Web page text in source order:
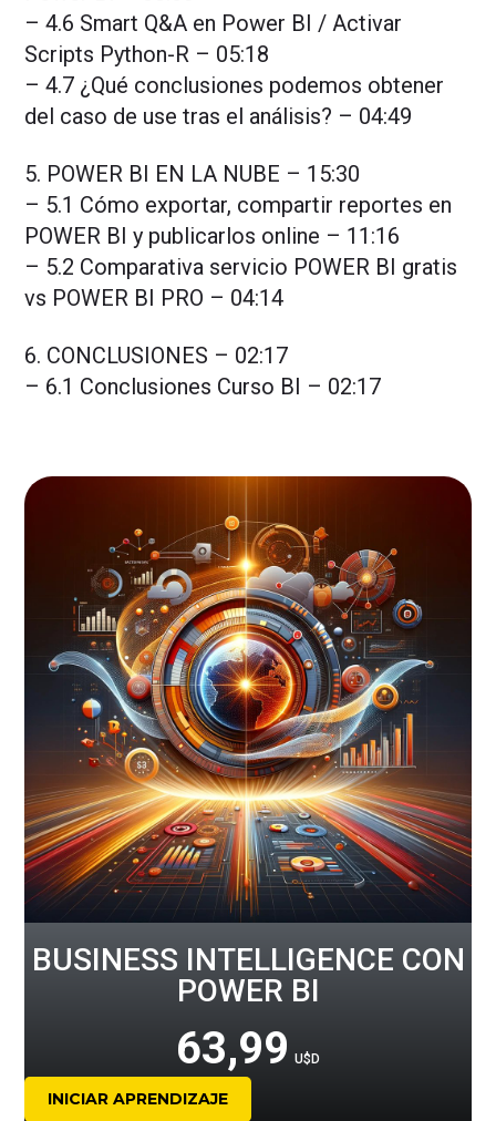
– 4.6 Smart Q&A en Power BI / Activar
Scripts Python-R – 05:18
– 4.7 ¿Qué conclusiones podemos obtener
del caso de use tras el análisis? – 04:49
5. POWER BI EN LA NUBE – 15:30
– 5.1 Cómo exportar, compartir reportes en
POWER BI y publicarlos online – 11:16
– 5.2 Comparativa servicio POWER BI gratis
vs POWER BI PRO – 04:14
6. CONCLUSIONES – 02:17
– 6.1 Conclusiones Curso BI – 02:17
BUSINESS INTELLIGENCE CON
POWER BI
63,99 U$D
INICIAR APRENDIZAJE